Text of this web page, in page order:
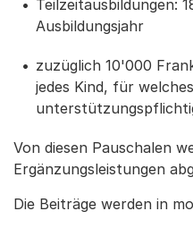
Teilzeitausbildungen:
Ausbildungsjahr
zuzüglich 10'000
jedes Kind, für
Von diesen Pauschalen
Ergänzungsleistungen
Die Beiträge werden in